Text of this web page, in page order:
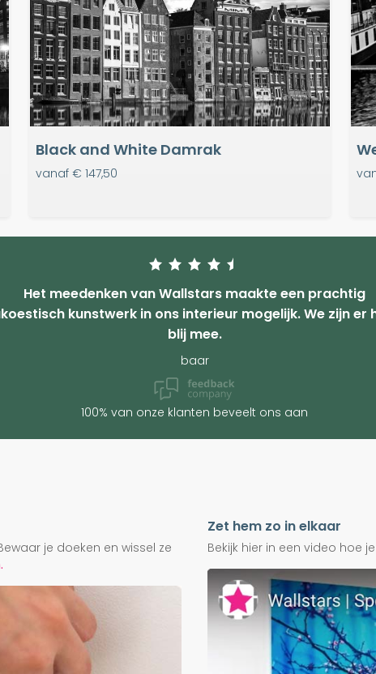
Black and White Damrak
vanaf € 147,50
Het meedenken van Wallstars maakte een prachtig
kunstwerk in ons interieur mogelijk. We zijn er
blij mee.
baar
100% van onze klanten beveelt ons aan
je doeken en wissel ze
Zet hem zo in elkaar
Bekijk hier in een video hoe